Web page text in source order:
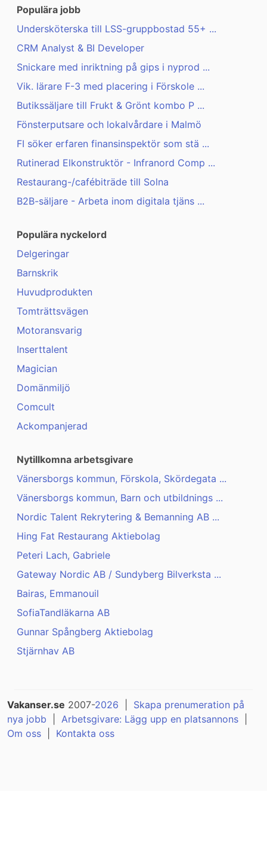
Populära jobb
Undersköterska till LSS-gruppbostad 55+ ...
CRM Analyst & BI Developer
Snickare med inriktning på gips i nyprod ...
Vik. lärare F-3 med placering i Förskole ...
Butikssäljare till Frukt & Grönt kombo P ...
Fönsterputsare och lokalvårdare i Malmö
FI söker erfaren finansinspektör som stä ...
Rutinerad Elkonstruktör - Infranord Comp ...
Restaurang-/cafébiträde till Solna
B2B-säljare - Arbeta inom digitala tjäns ...
Populära nyckelord
Delgeringar
Barnskrik
Huvudprodukten
Tomträttsvägen
Motoransvarig
Inserttalent
Magician
Domänmiljö
Comcult
Ackompanjerad
Nytillkomna arbetsgivare
Vänersborgs kommun, Förskola, Skördegata ...
Vänersborgs kommun, Barn och utbildnings ...
Nordic Talent Rekrytering & Bemanning AB ...
Hing Fat Restaurang Aktiebolag
Peteri Lach, Gabriele
Gateway Nordic AB / Sundyberg Bilverksta ...
Bairas, Emmanouil
SofiaTandläkarna AB
Gunnar Spångberg Aktiebolag
Stjärnhav AB
Vakanser.se 2007-2026
Skapa prenumeration på
nya jobb
Arbetsgivare: Lägg upp en platsannons
Om oss
Kontakta oss